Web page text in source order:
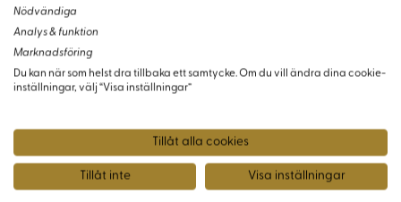
plagg behåller sin form.
Minsta köp av detta tyg är 0,5 meter.
Varianter
Nödvändiga
Analys & funktion
Marknadsföring
Du kan när som helst dra tillbaka ett samtycke. Om du vill ändra dina cookie-
inställningar, välj “Visa inställningar”
Tillåt alla cookies
Tillåt inte Visa inställningar